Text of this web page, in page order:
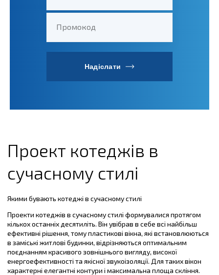
Промокод
Надіслати
Проект котеджів в
сучасному стилі
Якими бувають котеджі в сучасному стилі
Проекти котеджів в сучасному стилі формувалися протягом
кількох останніх десятиліть. Він увібрав в себе всі найбільш
ефективні рішення, тому пластикові вікна, які встановлюються
в заміські житлові будинки, відрізняються оптимальним
поєднанням красивого зовнішнього вигляду, високої
енергоефективності та якісної звукоізоляції. Для таких вікон
характерні елегантні контури і максимальна площа скління.